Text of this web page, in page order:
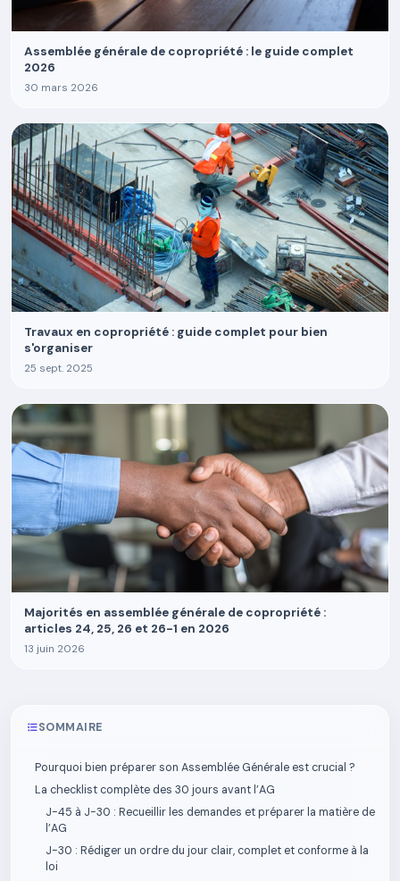
Assemblée générale de copropriété : le guide complet
2026
30 mars 2026
Travaux en copropriété : guide complet pour bien
s'organiser
25 sept. 2025
Majorités en assemblée générale de copropriété :
articles 24, 25, 26 et 26-1 en 2026
13 juin 2026
SOMMAIRE
Pourquoi bien préparer son Assemblée Générale est crucial ?
La checklist complète des 30 jours avant l’AG
J-45 à J-30 : Recueillir les demandes et préparer la matière de
l’AG
J-30 : Rédiger un ordre du jour clair, complet et conforme à la
loi